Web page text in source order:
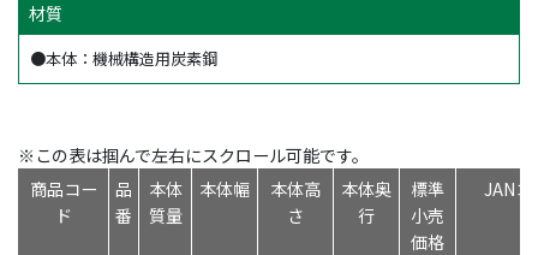
材質
●本体：機械構造用炭素鋼
※この表は掴んで左右にスクロール可能です。
商品コー
ド
品
番
本体
質量
本体幅
本体高
さ
本体奥
行
標準
小売
価格
JANコ